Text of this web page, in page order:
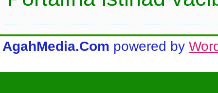
AgahMedia.Com powered by